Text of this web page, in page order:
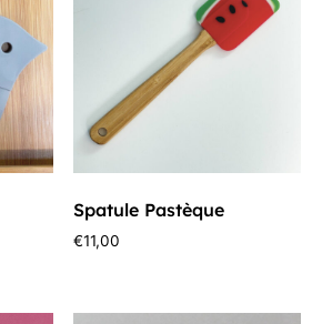
Spatule Pastèque
€11,00